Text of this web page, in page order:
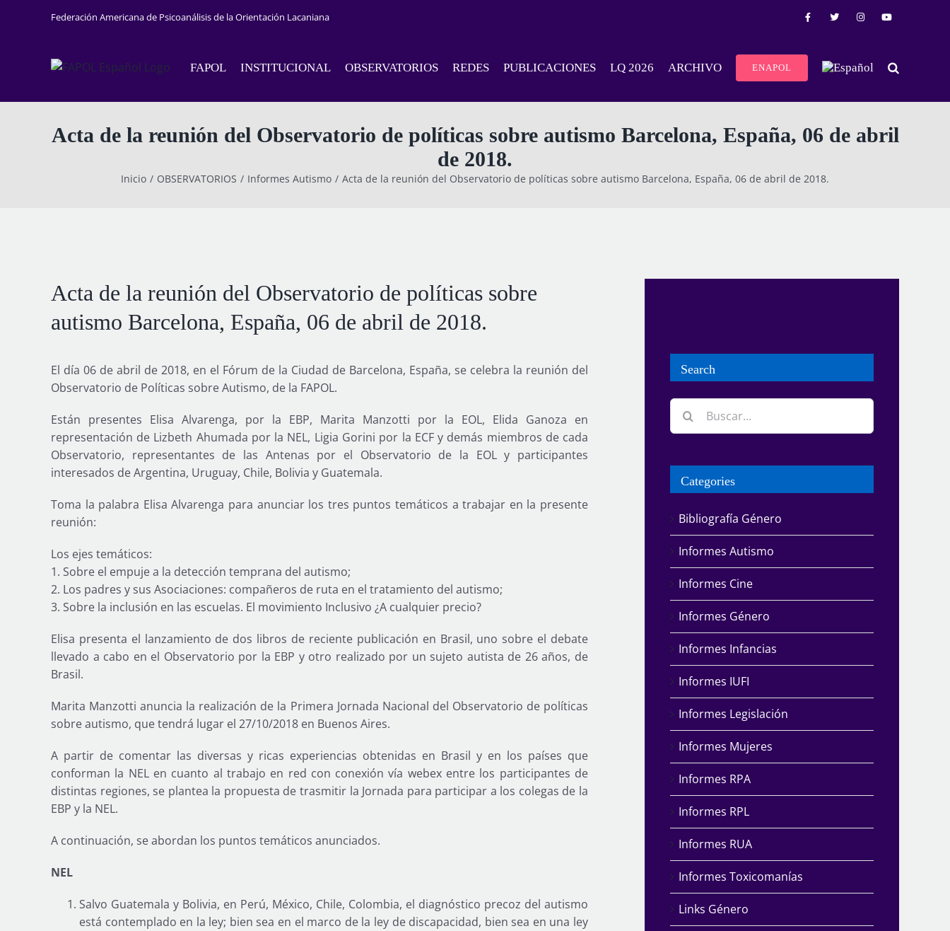
Federación Americana de Psicoanálisis de la Orientación Lacaniana
FAPOL INSTITUCIONAL OBSERVATORIOS REDES PUBLICACIONES LQ 2026 ARCHIVO ENAPOL
Acta de la reunión del Observatorio de políticas sobre autismo Barcelona, España, 06 de abril
de 2018.
Inicio OBSERVATORIOS Informes Autismo Acta de la reunión del Observatorio de políticas sobre autismo Barcelona, España, 06 de abril de 2018.
Acta de la reunión del Observatorio de políticas sobre
autismo Barcelona, España, 06 de abril de 2018.
El día 06 de abril de 2018, en el Fórum de la Ciudad de Barcelona, España, se celebra la reunión del
Observatorio de Políticas sobre Autismo, de la FAPOL.
Están presentes Elisa Alvarenga, por la EBP, Marita Manzotti por la EOL, Elida Ganoza en
representación de Lizbeth Ahumada por la NEL, Ligia Gorini por la ECF y demás miembros de cada
Observatorio, representantes de las Antenas por el Observatorio de la EOL y participantes
interesados de Argentina, Uruguay, Chile, Bolivia y Guatemala.
Toma la palabra Elisa Alvarenga para anunciar los tres puntos temáticos a trabajar en la presente
reunión:
Los ejes temáticos:
1. Sobre el empuje a la detección temprana del autismo;
2. Los padres y sus Asociaciones: compañeros de ruta en el tratamiento del autismo;
3. Sobre la inclusión en las escuelas. El movimiento Inclusivo ¿A cualquier precio?
Elisa presenta el lanzamiento de dos libros de reciente publicación en Brasil, uno sobre el debate
llevado a cabo en el Observatorio por la EBP y otro realizado por un sujeto autista de 26 años, de
Brasil.
Marita Manzotti anuncia la realización de la Primera Jornada Nacional del Observatorio de políticas
sobre autismo, que tendrá lugar el 27/10/2018 en Buenos Aires.
A partir de comentar las diversas y ricas experiencias obtenidas en Brasil y en los países que
conforman la NEL en cuanto al trabajo en red con conexión vía webex entre los participantes de
distintas regiones, se plantea la propuesta de trasmitir la Jornada para participar a los colegas de la
EBP y la NEL.
A continuación, se abordan los puntos temáticos anunciados.
NEL
Salvo Guatemala y Bolivia, en Perú, México, Chile, Colombia, el diagnóstico precoz del autismo
está contemplado en la ley; bien sea en el marco de la ley de discapacidad, bien sea en una ley
Search
Buscar:
Categories
Bibliografía Género
Informes Autismo
Informes Cine
Informes Género
Informes Infancias
Informes IUFI
Informes Legislación
Informes Mujeres
Informes RPA
Informes RPL
Informes RUA
Informes Toxicomanías
Links Género